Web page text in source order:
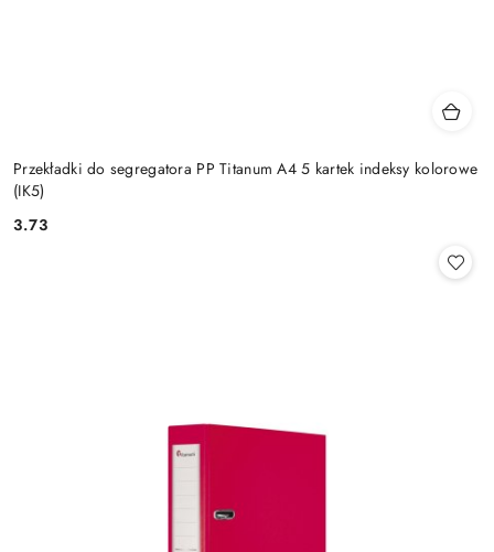
Przekładki do segregatora PP Titanum A4 5 kartek indeksy kolorowe
(IK5)
Cena:
3.73